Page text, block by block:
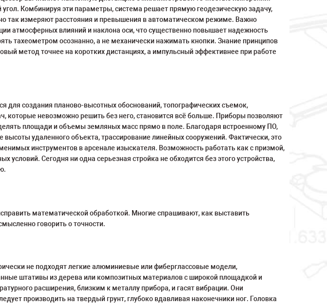
Комбинируя эти параметры, система решает прямую геодезическую задачу,
так измеряют расстояния и превышения в автоматическом режиме. Важно
атмосферных влияний и наклона оси, что существенно повышает надежность
тахеометром осознанно, а не механически нажимать кнопки. Знание принципов
метод точнее на коротких дистанциях, а импульсный эффективнее при работе
для создания планово-высотных обоснований, топографических съемок,
невозможно решить без него, становится всё больше. Приборы позволяют
площади и объемы земляных масс прямо в поле. Благодаря встроенному ПО,
удаленного объекта, трассирование линейных сооружений. Фактически, это
инструментов в арсенале изыскателя. Возможность работать как с призмой,
Сегодня ни одна серьезная стройка не обходится без этого устройства,
математической обработкой. Многие спрашивают, как выставить
говорить о точности.
не подходят легкие алюминиевые или фиберглассовые модели,
штативы из дерева или композитных материалов с широкой площадкой и
расширения, близким к металлу прибора, и гасят вибрации. Они
производить на твердый грунт, глубоко вдавливая наконечники ног. Головка